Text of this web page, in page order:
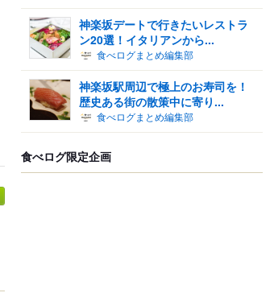
神楽坂デートで行きたいレストラ
ン20選！イタリアンから...
食べログまとめ編集部
神楽坂駅周辺で極上のお寿司を！
歴史ある街の散策中に寄り...
食べログまとめ編集部
食べログ限定企画